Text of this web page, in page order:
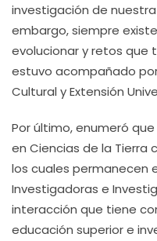
investigación de
embargo, siempre
evolucionar y retos que
estuvo acompañado
Cultural y Extensión
Por último, enumeró
en Ciencias de la Tierra
los cuales permanecen
Investigadoras e
interacción que tiene
educación superior e